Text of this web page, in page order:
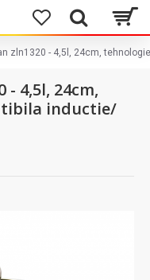
zln1320 - 4,5l, 24cm,
4,5l, 24cm,
inductie/